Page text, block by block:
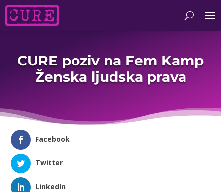
CURE poziv na Fem Kamp
Ženska ljudska prava
Facebook
Twitter
LinkedIn